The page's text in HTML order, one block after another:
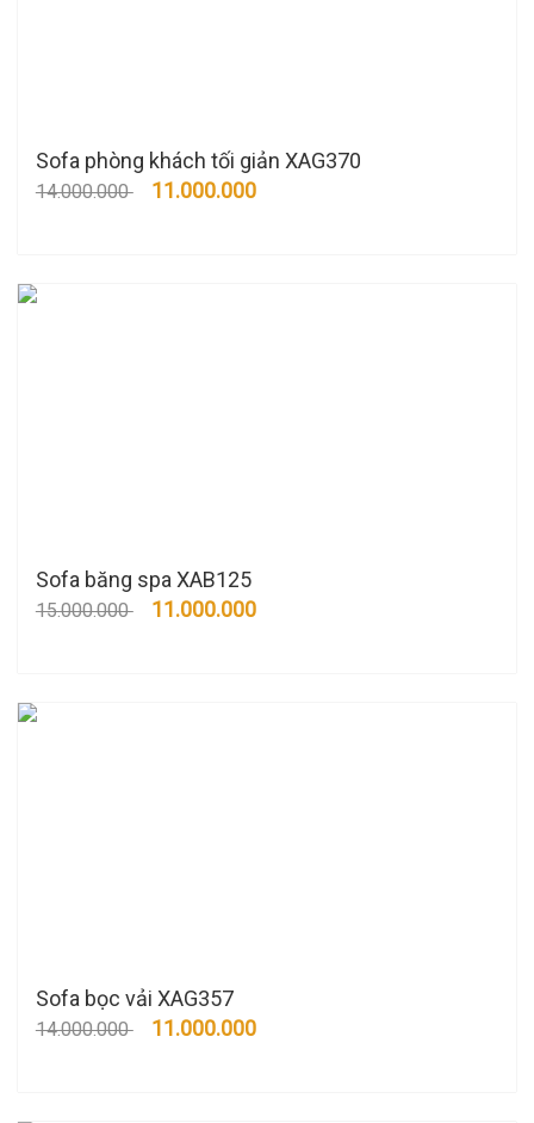
Sofa phòng khách tối giản XAG370
14.000.000 11.000.000
Sofa băng spa XAB125
15.000.000 11.000.000
Sofa bọc vải XAG357
14.000.000 11.000.000